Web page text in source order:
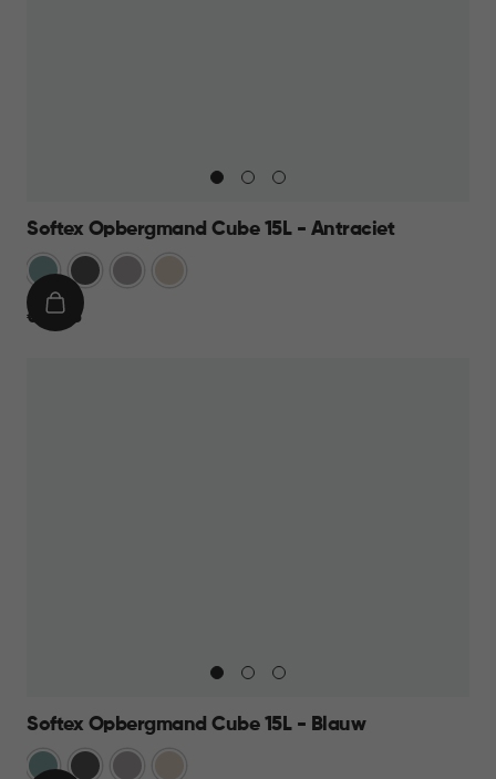
Softex Opbergmand Cube 15L - Antraciet
BlauwAntraciet
TaupeBeige
€
€ 10,95
IN
Softex Opbergmand Cube 15L - Blauw
BlauwAntraciet
TaupeBeige